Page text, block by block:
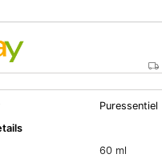
Puressentiel
60 ml